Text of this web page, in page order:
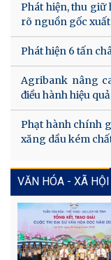
Phát hiện, thu giữ
rõ nguồn gốc
Phát hiện 6 tấn
Agribank nâng
điều hành hiệu
Phạt hành chính
xăng dầu kém
VĂN HÓA - XÃ HỘI